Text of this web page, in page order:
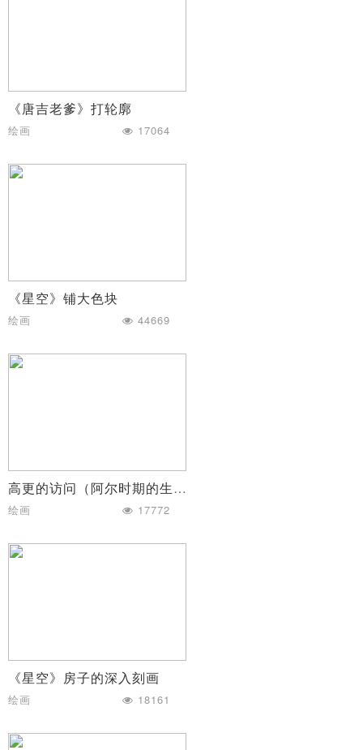
《唐吉老爹》打轮廓
绘画 17064
《星空》铺大色块
绘画 44669
高更的访问（阿尔时期的生活）
绘画 17772
《星空》房子的深入刻画
绘画 18161